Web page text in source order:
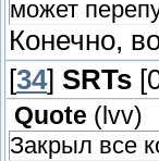
может
Конечно,
[34] SRTs
Quote ( lvv)
Закрыл все